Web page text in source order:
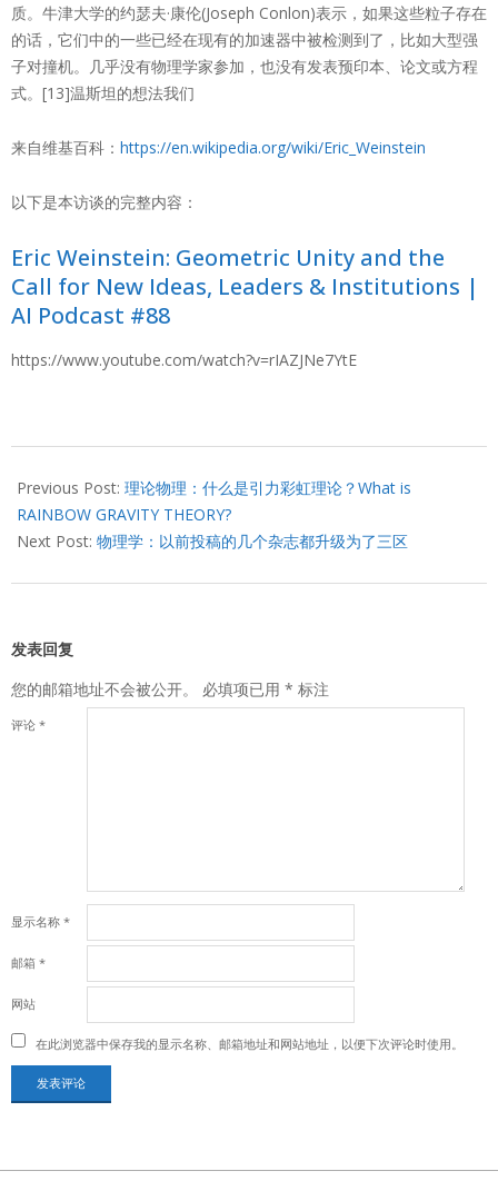
质。牛津大学的约瑟夫·康伦(Joseph Conlon)表示，如果这些粒子存在
的话，它们中的一些已经在现有的加速器中被检测到了，比如大型强
子对撞机。几乎没有物理学家参加，也没有发表预印本、论文或方程
式。[13]温斯坦的想法我们
来自维基百科： https://en.wikipedia.org/wiki/Eric_Weinstein
以下是本访谈的完整内容：
Eric Weinstein: Geometric Unity and the
Call for New Ideas, Leaders & Institutions |
AI Podcast #88
https://www.youtube.com/watch?v=rIAZJNe7YtE
04-
16
Previous Post: 理论物理：什么是引力彩虹理论？What is
RAINBOW GRAVITY THEORY?
Next Post: 物理学：以前投稿的几个杂志都升级为了三区
发表回复
您的邮箱地址不会被公开。
必填项已用 * 标注
评论 *
显示名称 *
邮箱 *
网站
在此浏览器中保存我的显示名称、邮箱地址和网站地址，以便下次评论时使用。